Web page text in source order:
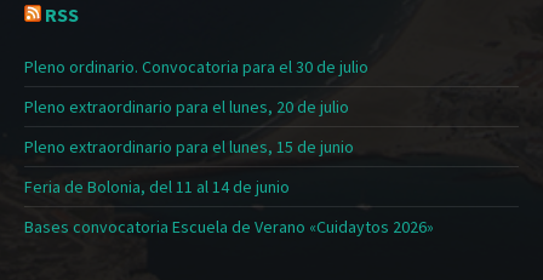
RSS
Pleno ordinario. Convocatoria para el 30 de julio
Pleno extraordinario para el lunes, 20 de julio
Pleno extraordinario para el lunes, 15 de junio
Feria de Bolonia, del 11 al 14 de junio
Bases convocatoria Escuela de Verano «Cuidaytos 2026»